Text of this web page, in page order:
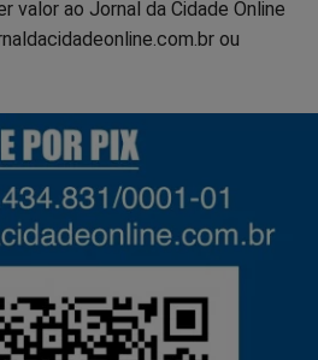
valor ao Jornal da Cidade Online
ou